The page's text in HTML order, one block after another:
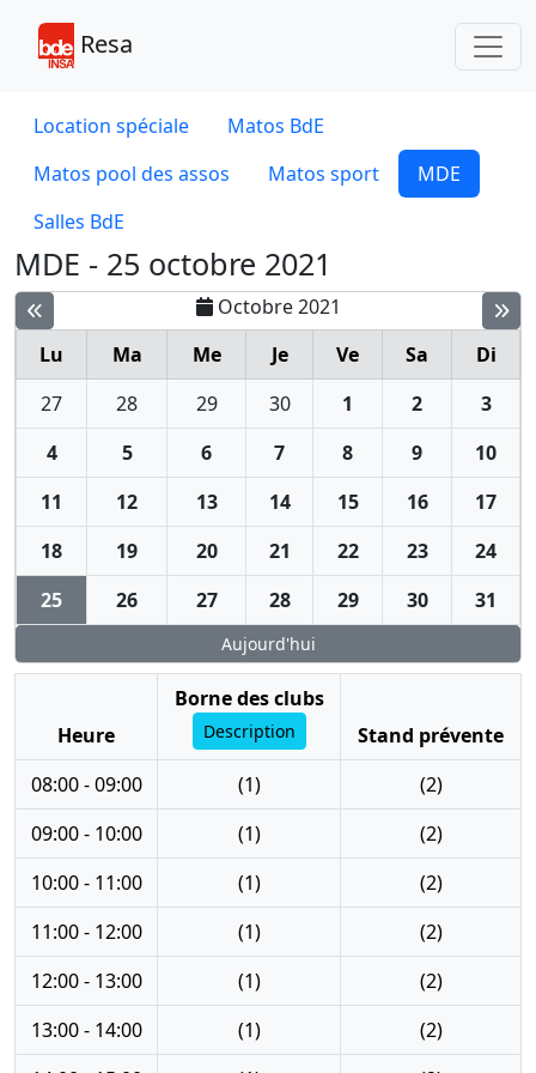
Resa
Location spéciale
Matos BdE
Matos pool des assos
Matos sport
MDE
Salles BdE
MDE - 25 octobre 2021
Octobre 2021
Lu
Ma Me Je Ve Sa
Di
27
28 29 30 1 2
3
4
5 6 7 8 9
10
11
12 13 14 15 16
17
18
19 20 21 22 23
24
25
26 27 28 29 30 31
Aujourd'hui
Heure
Borne des clubs
Description
Stand prévente
08:00 - 09:00
(1)
(2)
09:00 - 10:00
(1)
(2)
10:00 - 11:00
(1)
(2)
11:00 - 12:00
(1)
(2)
12:00 - 13:00
(1)
(2)
13:00 - 14:00
(1)
(2)